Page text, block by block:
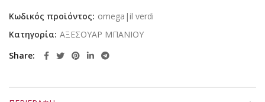
Κωδικός προϊόντος: omega|il verdi
Κατηγορία: ΑΞΕΣΟΥΑΡ ΜΠΑΝΙΟΥ
Share